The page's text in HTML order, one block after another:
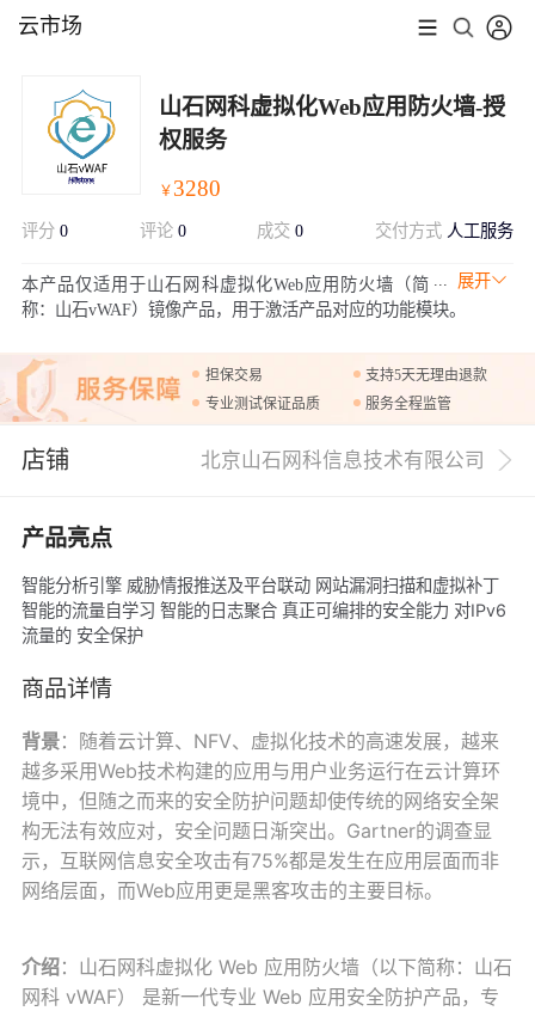
云市场
山石网科虚拟化Web应用防火墙-授
权服务
￥ 3280
评分 0 评论 0 成交0 交付方式 人工服务
展开
本产品仅适用于山石网科虚拟化Web应用防火墙（简
称：山石vWAF）镜像产品，用于激活产品对应的功能模块。
担保交易
支持5天无理由退款
专业测试保证品质
服务全程监管
店铺 北京山石网科信息技术有限公司
产品亮点
智能分析引擎 威胁情报推送及平台联动 网站漏洞扫描和虚拟补丁
智能的流量自学习 智能的日志聚合 真正可编排的安全能力 对IPv6
流量的 安全保护
商品详情
背景：随着云计算、NFV、虚拟化技术的高速发展，越来
越多采用Web技术构建的应用与用户业务运行在云计算环
境中，但随之而来的安全防护问题却使传统的网络安全架
构无法有效应对，安全问题日渐突出。Gartner的调查显
示，互联网信息安全攻击有75%都是发生在应用层面而非
网络层面，而Web应用更是黑客攻击的主要目标。
介绍：山石网科虚拟化 Web 应用防火墙（以下简称：山石
网科 vWAF） 是新一代专业 Web 应用安全防护产品，专